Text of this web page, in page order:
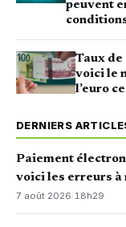
peuvent
Taux de
voici le
l’euro
DERNIERS
Paiement
voici les erreurs à
7 août 2026·18h29